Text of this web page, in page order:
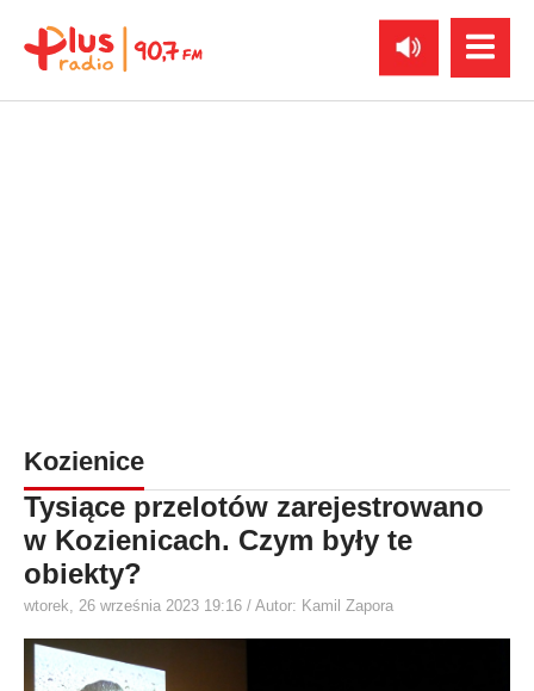
Kozienice
Tysiące przelotów zarejestrowano
w Kozienicach. Czym były te
obiekty?
wtorek, 26 września 2023 19:16 / Autor: Kamil Zapora